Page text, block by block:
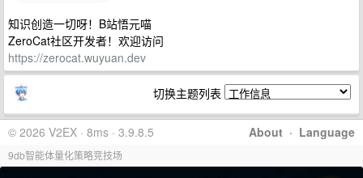
知识创造一切呀！B站悟元喵
ZeroCat社区开发者！欢迎访问
https://zerocat.wuyuan.dev
切换主题列表
About · Language
© 2026 V2EX · 8ms · 3.9.8.5
9db智能体量化策略竞技场